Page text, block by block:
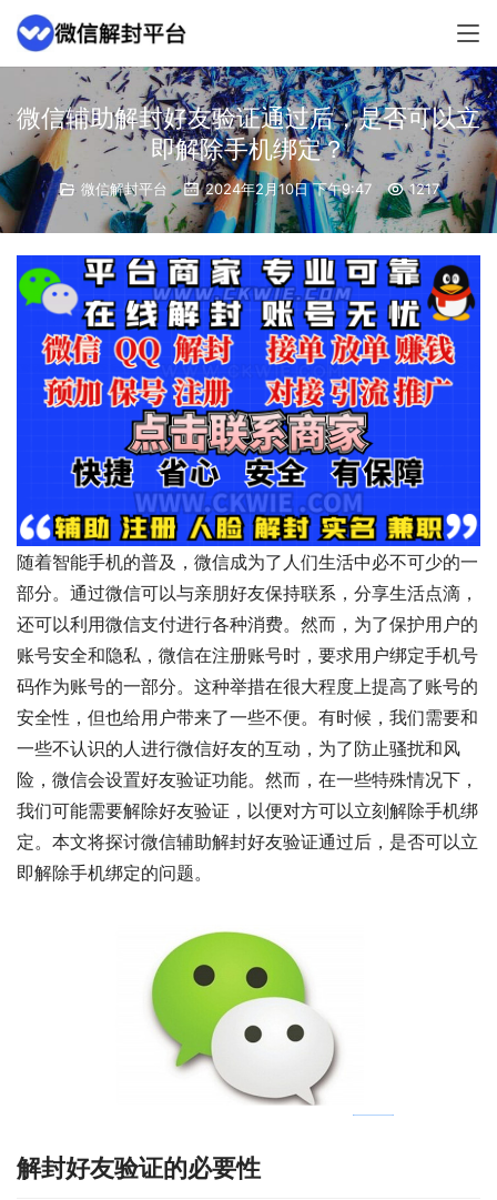
微信辅助解封好友验证通过后，是否可以立
即解除手机绑定？
微信解封平台 2024年2月10日 下午9:47 1217
随着智能手机的普及，微信成为了人们生活中必不可少的一
部分。通过微信可以与亲朋好友保持联系，分享生活点滴，
还可以利用微信支付进行各种消费。然而，为了保护用户的
账号安全和隐私，微信在注册账号时，要求用户绑定手机号
码作为账号的一部分。这种举措在很大程度上提高了账号的
安全性，但也给用户带来了一些不便。有时候，我们需要和
一些不认识的人进行微信好友的互动，为了防止骚扰和风
险，微信会设置好友验证功能。然而，在一些特殊情况下，
我们可能需要解除好友验证，以便对方可以立刻解除手机绑
定。本文将探讨微信辅助解封好友验证通过后，是否可以立
即解除手机绑定的问题。
解封好友验证的必要性